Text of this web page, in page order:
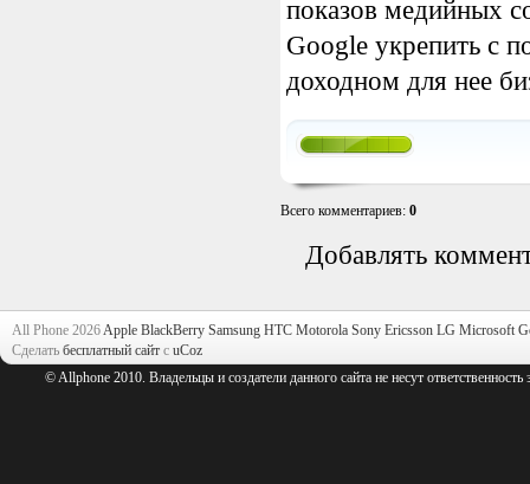
показов медийных
Google укрепить с
доходном для нее
Всего комментариев: 0
Добавлять
All Phone 2026Apple BlackBerry Samsung HTC Motorola Sony Ericsson LG Microsoft
Сделать бесплатный сайт с uCoz
© Allphone 2010. Владельцы и создатели данного сайта не несут